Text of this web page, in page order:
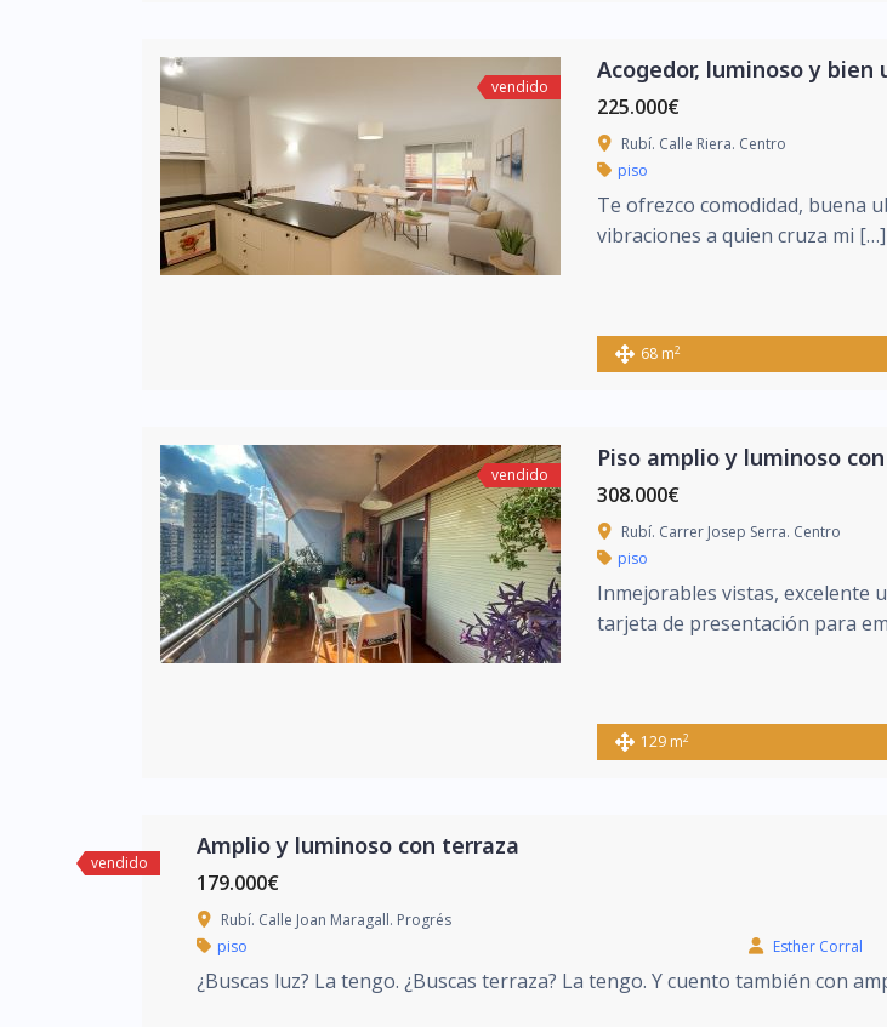
vendido
Acogedor, luminoso y bien
225.000€
Rubí. Calle Riera. Centro
piso
Te ofrezco comodidad, buena
vibraciones a quien cruza mi […]
68 m2
vendido
Piso amplio y luminoso
308.000€
Rubí. Carrer Josep Serra. Centro
piso
Inmejorables vistas, excelente
tarjeta de presentación para
129 m2
vendido
Amplio y luminoso con terraza
179.000€
Rubí. Calle Joan Maragall. Progrés
piso
Esther Corral
¿Buscas luz? La tengo. ¿Buscas terraza? La tengo. Y cuento también con